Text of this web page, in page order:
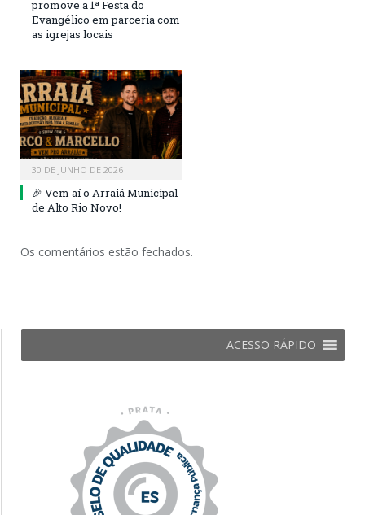
promove a 1ª Festa do
Evangélico em parceria com
as igrejas locais
30 DE JUNHO DE 2026
🎉 Vem aí o Arraiá Municipal
de Alto Rio Novo!
Os comentários estão fechados.
ACESSO RÁPIDO